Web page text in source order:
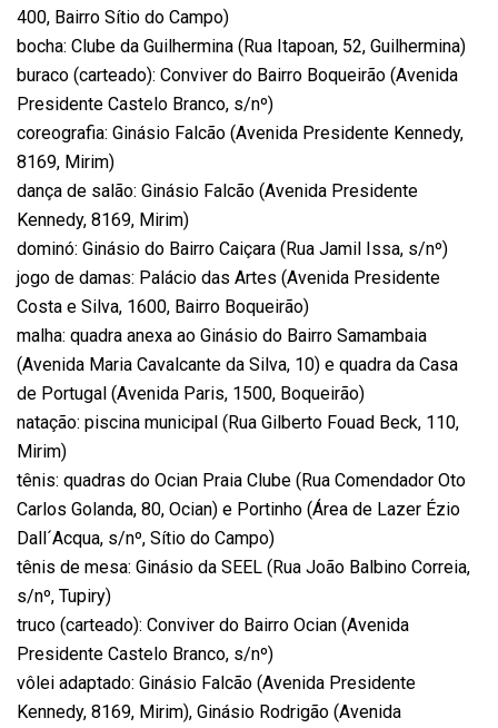
400, Bairro Sítio do Campo)
bocha: Clube da Guilhermina (Rua Itapoan, 52, Guilhermina)
buraco (carteado): Conviver do Bairro Boqueirão (Avenida
Presidente Castelo Branco, s/nº)
coreografia: Ginásio Falcão (Avenida Presidente Kennedy,
8169, Mirim)
dança de salão: Ginásio Falcão (Avenida Presidente
Kennedy, 8169, Mirim)
dominó: Ginásio do Bairro Caiçara (Rua Jamil Issa, s/nº)
jogo de damas: Palácio das Artes (Avenida Presidente
Costa e Silva, 1600, Bairro Boqueirão)
malha: quadra anexa ao Ginásio do Bairro Samambaia
(Avenida Maria Cavalcante da Silva, 10) e quadra da Casa
de Portugal (Avenida Paris, 1500, Boqueirão)
natação: piscina municipal (Rua Gilberto Fouad Beck, 110,
Mirim)
tênis: quadras do Ocian Praia Clube (Rua Comendador Oto
Carlos Golanda, 80, Ocian) e Portinho (Área de Lazer Ézio
Dall´Acqua, s/nº, Sítio do Campo)
tênis de mesa: Ginásio da SEEL (Rua João Balbino Correia,
s/nº, Tupiry)
truco (carteado): Conviver do Bairro Ocian (Avenida
Presidente Castelo Branco, s/nº)
vôlei adaptado: Ginásio Falcão (Avenida Presidente
Kennedy, 8169, Mirim), Ginásio Rodrigão (Avenida